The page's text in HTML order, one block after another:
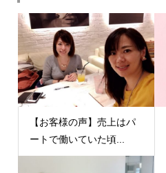
【お客様の声】売上はパ
ートで働いていた頃...